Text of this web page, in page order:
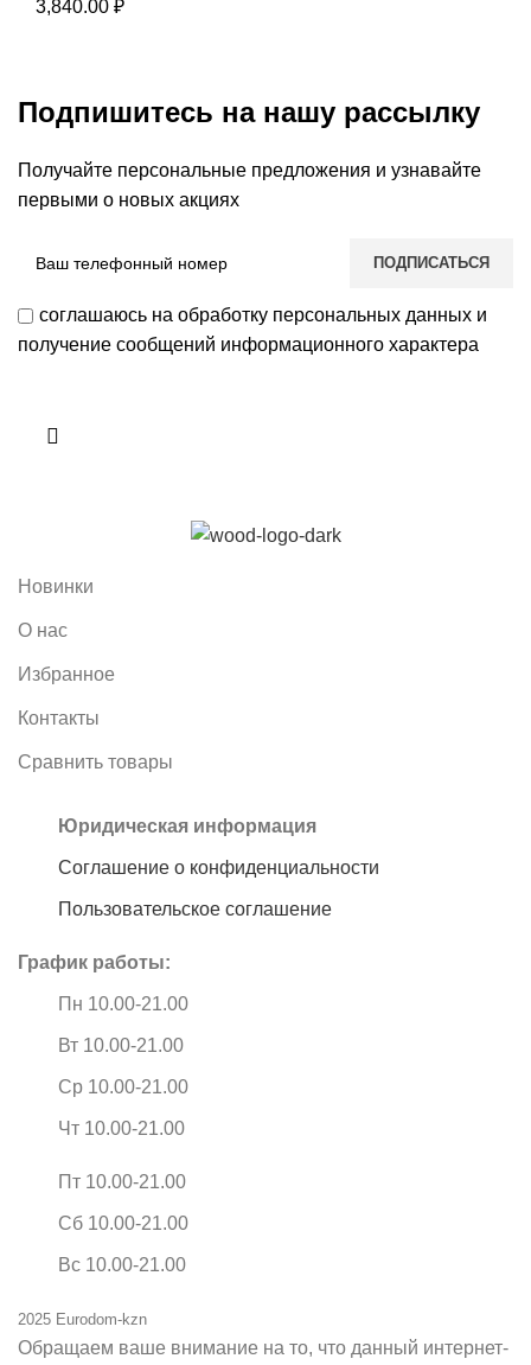
3,840.00 ₽
Подпишитесь на нашу рассылку
Получайте персональные предложения и узнавайте
первыми о новых акциях
соглашаюсь на обработку персональных данных и
получение сообщений информационного характера
Новинки
О нас
Избранное
Контакты
Сравнить товары
Юридическая информация
Соглашение о конфиденциальности
Пользовательское соглашение
График работы:
Пн 10.00-21.00
Вт 10.00-21.00
Ср 10.00-21.00
Чт 10.00-21.00
Пт 10.00-21.00
Сб 10.00-21.00
Вс 10.00-21.00
2025 Eurodom-kzn
Обращаем ваше внимание на то, что данный интернет-